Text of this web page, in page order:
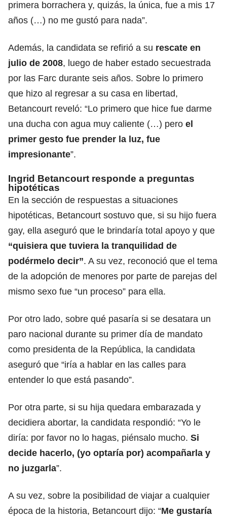
primera borrachera y, quizás, la única, fue a mis 17
años (…) no me gustó para nada”.
Además, la candidata se refirió a su rescate en
julio de 2008, luego de haber estado secuestrada
por las Farc durante seis años. Sobre lo primero
que hizo al regresar a su casa en libertad,
Betancourt reveló: “Lo primero que hice fue darme
una ducha con agua muy caliente (…) pero el
primer gesto fue prender la luz, fue
impresionante”.
Ingrid Betancourt responde a preguntas
hipotéticas
En la sección de respuestas a situaciones
hipotéticas, Betancourt sostuvo que, si su hijo fuera
gay, ella aseguró que le brindaría total apoyo y que
“quisiera que tuviera la tranquilidad de
podérmelo decir”. A su vez, reconoció que el tema
de la adopción de menores por parte de parejas del
mismo sexo fue “un proceso” para ella.
Por otro lado, sobre qué pasaría si se desatara un
paro nacional durante su primer día de mandato
como presidenta de la República, la candidata
aseguró que “iría a hablar en las calles para
entender lo que está pasando”.
Por otra parte, si su hija quedara embarazada y
decidiera abortar, la candidata respondió: “Yo le
diría: por favor no lo hagas, piénsalo mucho. Si
decide hacerlo, (yo optaría por) acompañarla y
no juzgarla”.
A su vez, sobre la posibilidad de viajar a cualquier
época de la historia, Betancourt dijo: “Me gustaría